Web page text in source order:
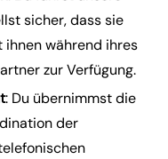
sicher, dass sie
ihnen während ihres
zur Verfügung.
: Du übernimmst die
der